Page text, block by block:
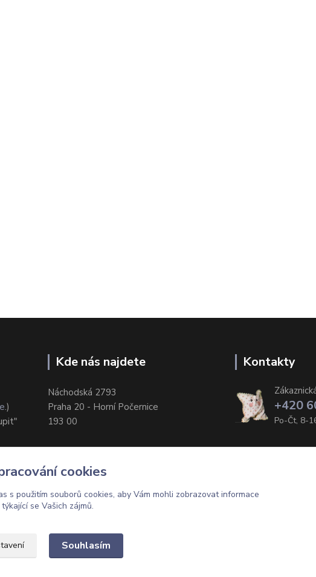
.)
Kde nás najdete
Náchodská 2793
Praha 20 - Horní Počernice
193 00
Kontakty
+420
Po-Čt, 8-
Upravit sběr cookies.
cookies
s použitím souborů cookies, aby Vám mohli zobrazovat informace
týkající se Vašich zájmů.
Souhlasím